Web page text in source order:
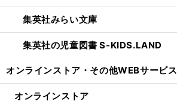
集英社みらい文庫
集英社の児童図書 S-KIDS.LAND
オンラインストア・ その他WEBサービス
オンラインストア